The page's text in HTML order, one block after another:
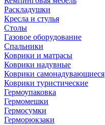
Раскладушки
Кресла и стулья
Столы
Газовое оборудование
Спальники
Коврики и матрасы
Коврики надувные
Коврики самонадувающиеся
Коврики туристические
Гермоупаковка
Гермомешки
Гермосумки
Герморюкзаки